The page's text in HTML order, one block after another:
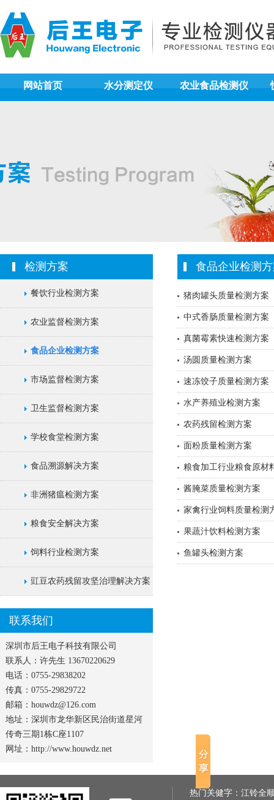
网站首页 水分测定仪 农业食品检测仪
检测方案
餐饮行业检测方案
农业监督检测方案
食品企业检测方案
市场监督检测方案
卫生监督检测方案
学校食堂检测方案
食品溯源解决方案
非洲猪瘟检测方案
粮食安全解决方案
饲料行业检测方案
豇豆农药残留攻坚治理解决方案
联系我们
深圳市后王电子科技有限公司
联系人：许先生 13670220629
电话：0755-29838202
传真：0755-29829722
邮箱：houwdz@126.com
地址：深圳市龙华新区民治街道星河
传奇三期1栋C座1107
网址：http://www.houwdz.net
食品企业检测
猪肉罐头质量检测方案
中式香肠质量检测方案
真菌霉素快速检测方案
汤圆质量检测方案
速冻饺子质量检测方案
水产养殖业检测方案
农药残留检测方案
面粉质量检测方案
粮食加工行业粮食原材
酱腌菜质量检测方案
家禽行业饲料质量检测
果蔬汁饮料检测方案
鱼罐头检测方案
热门关健字： 江铃全